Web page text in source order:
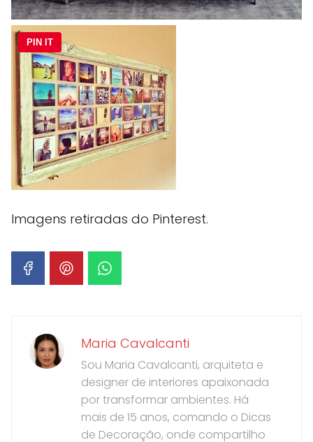
PIN IT
Imagens retiradas do Pinterest.
Maria Cavalcanti
Sou Maria Cavalcanti, arquiteta e
designer de interiores apaixonada
por transformar ambientes. Há
mais de 15 anos, comando o Dicas
de Decoração, onde compartilho